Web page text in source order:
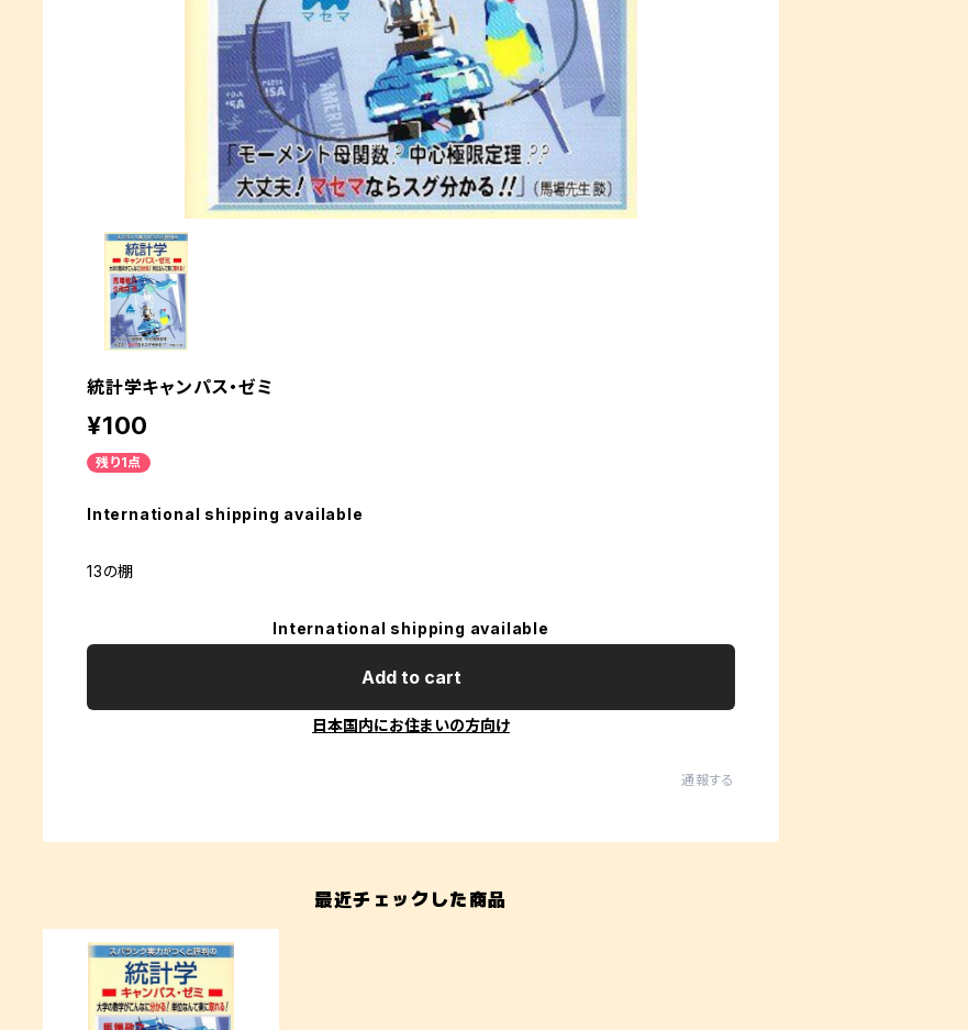
統計学キャンパス・ゼミ
¥100
残り1点
International shipping available
13の棚
International shipping available
Add to cart
日本国内にお住まいの方向け
通報する
最近チェックした商品